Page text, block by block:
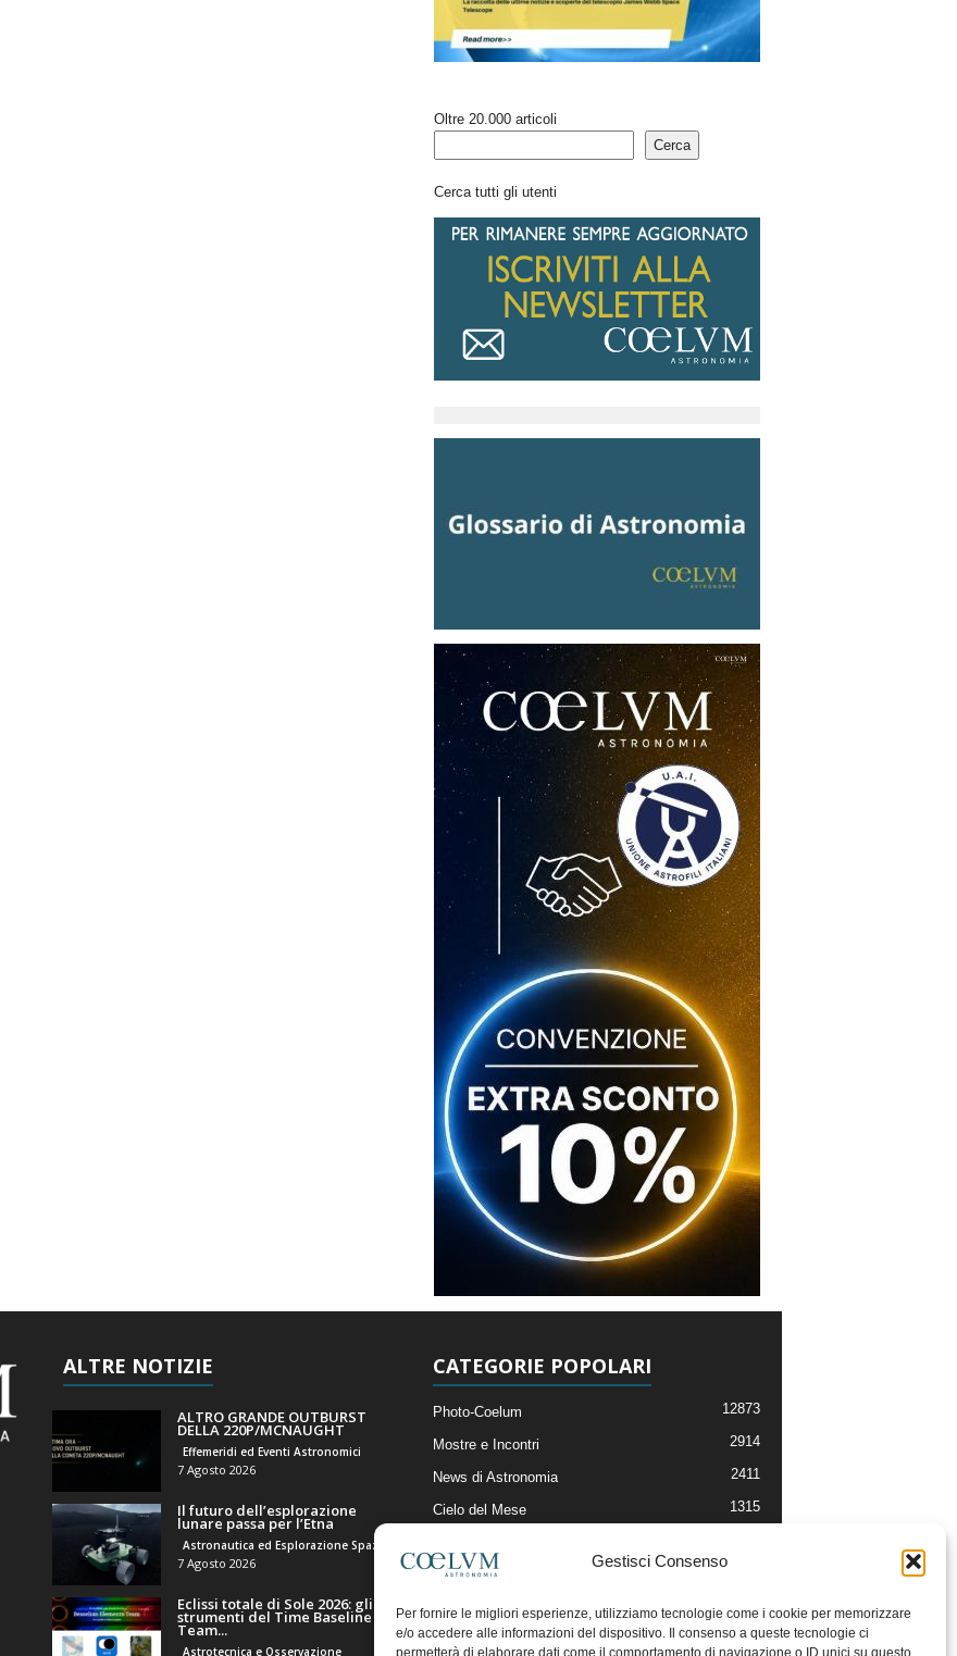
Gestisci Consenso
Per fornire le migliori esperienze, utilizziamo tecnologie come i cookie per memorizzare
e/o accedere alle informazioni del dispositivo. Il consenso a queste tecnologie ci
permetterà di elaborare dati come il comportamento di navigazione o ID unici su questo
Oltre 20.000 articoli
Cerca
Cerca tutti gli utenti
ALTRE NOTIZIE
ALTRO GRANDE OUTBURST
DELLA 220P/MCNAUGHT
Effemeridi ed Eventi Astronomici
7 Agosto 2026
Il futuro dell’esplorazione
lunare passa per l’Etna
7 Agosto 2026
Eclissi totale di Sole 2026: gli
strumenti del Time Baseline
Team...
Astrotecnica e Osservazione
CATEGORIE POPOLARI
Photo-Coelum 12873
Mostre e Incontri 2914
News di Astronomia 2411
Cielo del Mese 1315
Articoli e Risorse On-Line
Il Blog della Redazione